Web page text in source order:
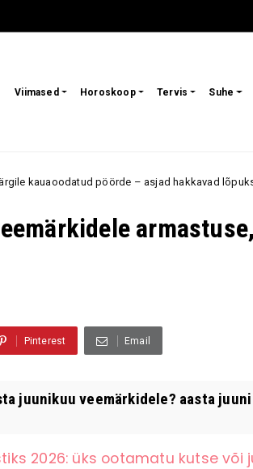
Viimased Horoskoop Tervis Suhe
– asjad hakkavad lõpuks liikuma armastuses,
Pinterest Email
juunikuu veemärkidele? aasta
2026: üks ootamatu kutse või